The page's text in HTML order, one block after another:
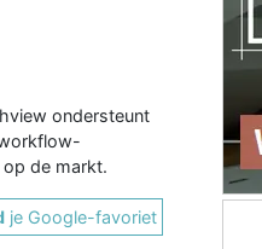
ondersteunt
de markt.
je Google-favoriet